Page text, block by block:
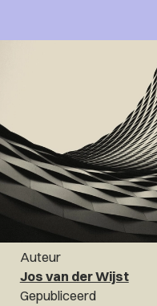
Auteur
Jos van der Wijst
Gepubliceerd